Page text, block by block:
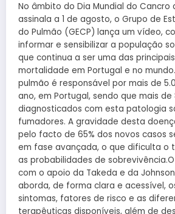
No âmbito do Dia Mundial do Cancro
assinala a 1 de agosto, o Grupo de
do Pulmão (GECP) lança um vídeo,
informar e sensibilizar a população
que continua a ser uma das
mortalidade em Portugal e no
pulmão é responsável por mais de
ano, em Portugal, sendo que mais
diagnosticados com esta patologia
fumadores. A gravidade desta
pelo facto de 65% dos novos casos
em fase avançada, o que dificulta o
as probabilidades de
com o apoio da Takeda e da
aborda, de forma clara e acessível,
sintomas, fatores de risco e as
terapêuticas disponíveis, além de